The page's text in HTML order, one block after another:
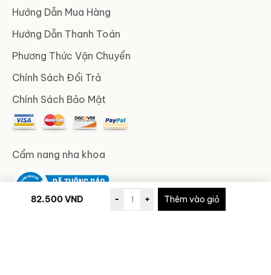
82.500VND - + Thêm vào giỏ
Hướng Dẫn Mua Hàng
Hướng Dẫn Thanh Toán
Phương Thức Vận Chuyển
Chính Sách Đổi Trả
Chính Sách Bảo Mật
Cẩm nang nha khoa